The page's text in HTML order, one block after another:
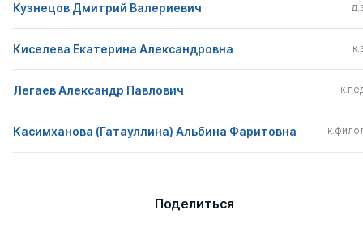
Кузнецов Дмитрий Валериевич
Киселева Екатерина Александровна
Легаев Александр Павлович
Касимханова (Гатауллина) Альбина Фаритовна
Поделиться